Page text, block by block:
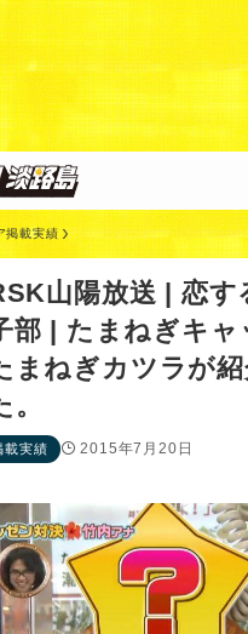
variable $query in
uzunokuni.com/
themes/
掲載実績
山陽放送 | 恋す
部 | たまねぎキャ
まねぎカツラが
。
載実績 2015年7月20日